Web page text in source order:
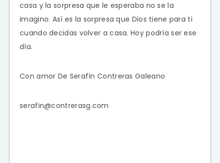
casa y la sorpresa que le esperaba no se la
imagino. Así es la sorpresa que Dios tiene para ti
cuando decidas volver a casa. Hoy podría ser ese
día.
Con amor De Serafín Contreras Galeano
serafin@contrerasg.com